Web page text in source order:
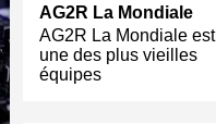
AG2R La Mondiale
AG2R La Mondiale est
une des plus vieilles
équipes